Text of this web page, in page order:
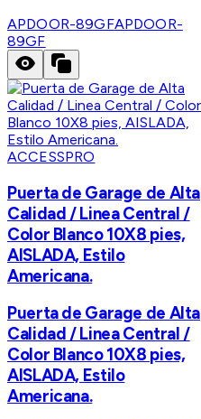
APDOOR-89GFAPDOOR-
89GF
ACCESSPRO
Puerta de Garage de Alta
Calidad / Linea Central /
Color Blanco 10X8 pies,
AISLADA, Estilo
Americana.
Puerta de Garage de Alta
Calidad / Linea Central /
Color Blanco 10X8 pies,
AISLADA, Estilo
Americana.